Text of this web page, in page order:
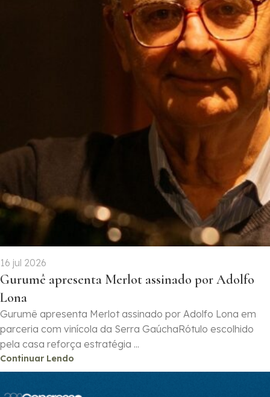
16 jul 2026
Gurumê apresenta Merlot assinado por Adolfo
Lona
Gurumê apresenta Merlot assinado por Adolfo Lona em
parceria com vinícola da Serra GaúchaRótulo escolhido
pela casa reforça estratégia ...
Continuar Lendo